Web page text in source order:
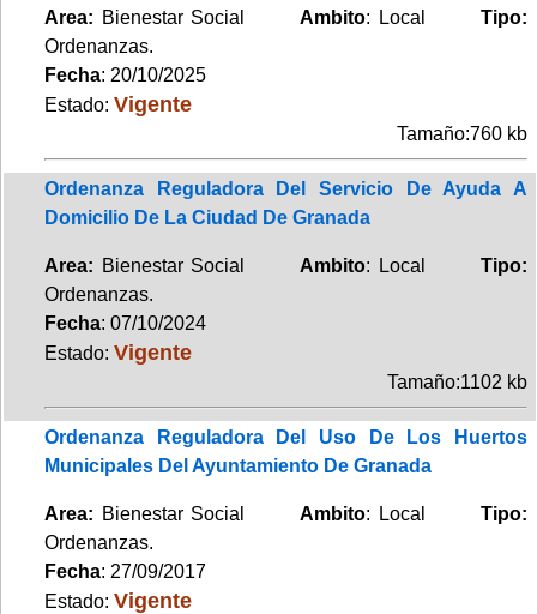
Area: Bienestar SocialAmbito: LocalTipo:
Ordenanzas.
Fecha: 20/10/2025
Estado: Vigente
Tamaño:760 kb
Ordenanza Reguladora Del Servicio De Ayuda A
Domicilio De La Ciudad De Granada
Area: Bienestar Social Ambito: LocalTipo:
Ordenanzas.
Fecha: 07/10/2024
Estado: Vigente
Tamaño:1102 kb
Ordenanza Reguladora Del Uso De Los Huertos
Municipales Del Ayuntamiento De Granada
Area: Bienestar SocialAmbito: LocalTipo:
Ordenanzas.
Fecha: 27/09/2017
Estado: Vigente